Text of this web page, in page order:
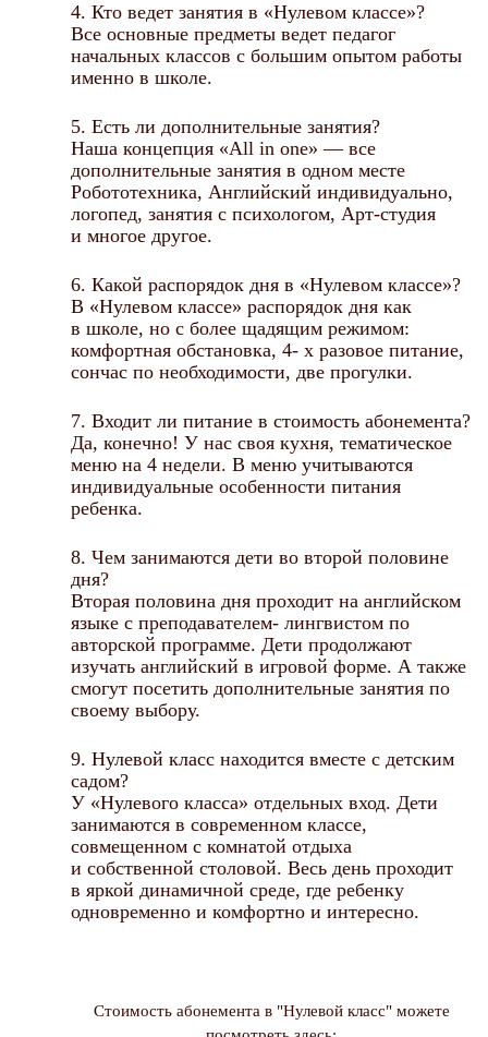
4. Кто ведет занятия в «Нулевом классе»?
Все основные предметы ведет педагог
начальных классов с большим опытом работы
именно в школе.
5. Есть ли дополнительные занятия?
Наша концепция «Аll in one» — все
дополнительные занятия в одном месте
Робототехника, Английский индивидуально,
логопед, занятия с психологом, Арт-студия
и многое другое.
6. Какой распорядок дня в «Нулевом классе»?
В «Нулевом классе» распорядок дня как
в школе, но с более щадящим режимом:
комфортная обстановка, 4- х разовое питание,
сончас по необходимости, две прогулки.
7. Входит ли питание в стоимость абонемента?
Да, конечно! У нас своя кухня, тематическое
меню на 4 недели. В меню учитываются
индивидуальные особенности питания
ребенка.
8. Чем занимаются дети во второй половине
дня?
Вторая половина дня проходит на английском
языке с преподавателем- лингвистом по
авторской программе. Дети продолжают
изучать английский в игровой форме. А также
смогут посетить дополнительные занятия по
своему выбору.
9. Нулевой класс находится вместе с детским
садом?
У «Нулевого класса» отдельных вход. Дети
занимаются в современном классе,
совмещенном с комнатой отдыха
и собственной столовой. Весь день проходит
в яркой динамичной среде, где ребенку
одновременно и комфортно и интересно.
Стоимость абонемента в "Нулевой класс" можете